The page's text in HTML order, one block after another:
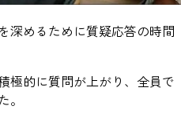
深めるために質疑応答の時間
極的に質問が上がり、全員で